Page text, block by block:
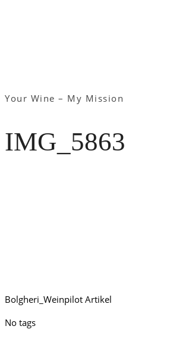
Your Wine – My Mission
IMG_5863
Bolgheri_Weinpilot Artikel
No tags